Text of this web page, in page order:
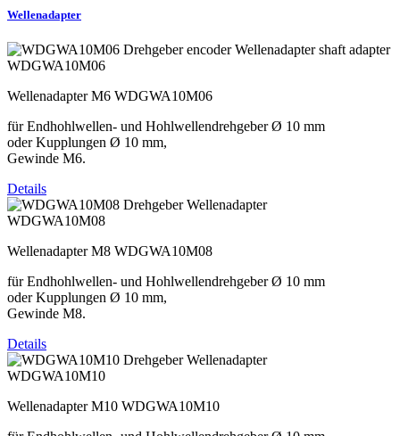
Wellenadapter
WDGWA10M06
Wellenadapter M6 WDGWA10M06
für Endhohlwellen- und Hohlwellendrehgeber Ø 10 mm
oder Kupplungen Ø 10 mm,
Gewinde M6.
Details
WDGWA10M08
Wellenadapter M8 WDGWA10M08
für Endhohlwellen- und Hohlwellendrehgeber Ø 10 mm
oder Kupplungen Ø 10 mm,
Gewinde M8.
Details
WDGWA10M10
Wellenadapter M10 WDGWA10M10